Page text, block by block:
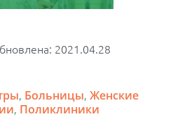
2021.04.28
, Больницы, Женские
, Поликлиники